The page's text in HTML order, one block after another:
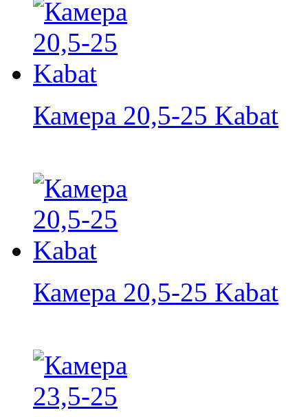
Камера 20,5-25 Kabat
Камера 20,5-25 Kabat